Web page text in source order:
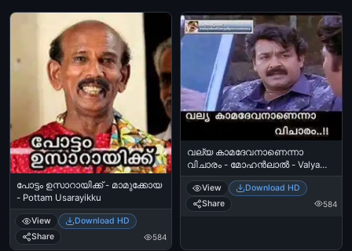
പോട്ടം ഉസാറായിക്ക് - മാമുക്കോയ
- Pottam Usarayikku
View
Download HD
Share
584
വല്യ കാമദേവനാണെന്നാ
വിചാരം - മോഹന്‍ലാല്‍ - Valya
Kamadhevan Aanenna Vicharam -
Mohanlal
View
Download HD
Share
584